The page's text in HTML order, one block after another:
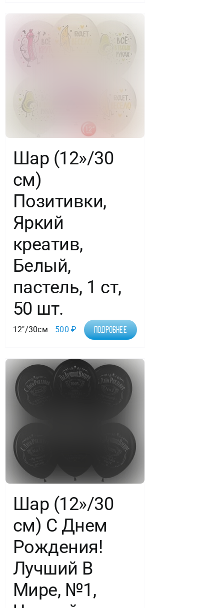
Шар (12»/30
см)
Позитивки,
Яркий
креатив,
Белый,
пастель, 1 ст,
50 шт.
12"/30см 500₽ Подробнее
Шар (12»/30
см) С Днем
Рождения!
Лучший В
Мире, №1,